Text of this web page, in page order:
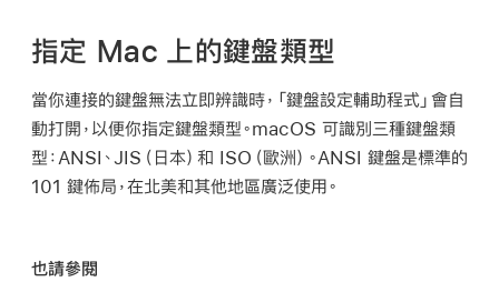
搜
尋
指定 Mac 上的鍵盤類型
當你連接的鍵盤無法立即辨識時，「鍵盤設定輔助程式」會自
動打開，以便你指定鍵盤類型。macOS 可識別三種鍵盤類
型：ANSI、JIS（日本）和 ISO（歐洲）。ANSI 鍵盤是標準的
101 鍵佈局，在北美和其他地區廣泛使用。
也請參閱